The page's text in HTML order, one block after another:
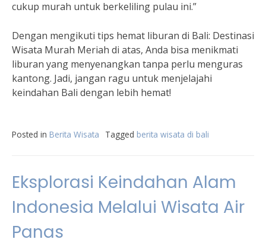
cukup murah untuk berkeliling pulau ini.”
Dengan mengikuti tips hemat liburan di Bali: Destinasi
Wisata Murah Meriah di atas, Anda bisa menikmati
liburan yang menyenangkan tanpa perlu menguras
kantong. Jadi, jangan ragu untuk menjelajahi
keindahan Bali dengan lebih hemat!
Posted in Berita Wisata Tagged berita wisata di bali
Eksplorasi Keindahan Alam
Indonesia Melalui Wisata Air
Panas